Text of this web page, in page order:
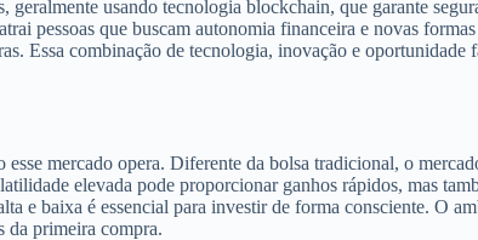
geralmente usando tecnologia blockchain, que garante
pessoas que buscam autonomia financeira e novas
Essa combinação de tecnologia, inovação e oportunidade
esse mercado opera. Diferente da bolsa tradicional, o
elevada pode proporcionar ganhos rápidos, mas
e baixa é essencial para investir de forma consciente. O
da primeira compra.